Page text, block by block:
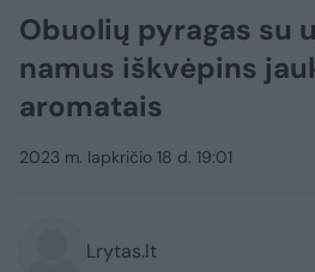
Obuolių pyragas su
namus iškvėpins
aromatais
2023 m. lapkričio 18 d. 19:01
Lrytas.lt